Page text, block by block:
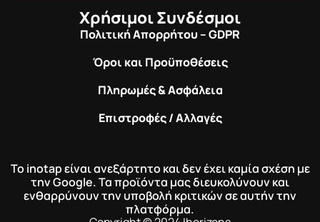
Χρήσιμοι Συνδέσμοι
Πολιτική Απορρήτου – GDPR
Όροι και Προϋποθέσεις
Πληρωμές & Ασφάλεια
Επιστροφές / Αλλαγές
Το inotap είναι ανεξάρτητο και δεν έχει καμία σχέση με
την Google. Τα προϊόντα μας διευκολύνουν και
ενθαρρύνουν την υποβολή κριτικών σε αυτήν την
πλατφόρμα.